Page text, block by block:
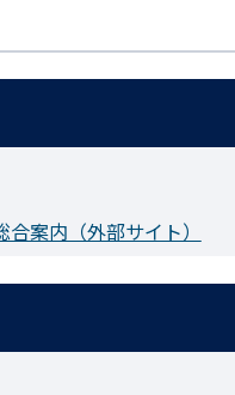
案内（外部サイト）